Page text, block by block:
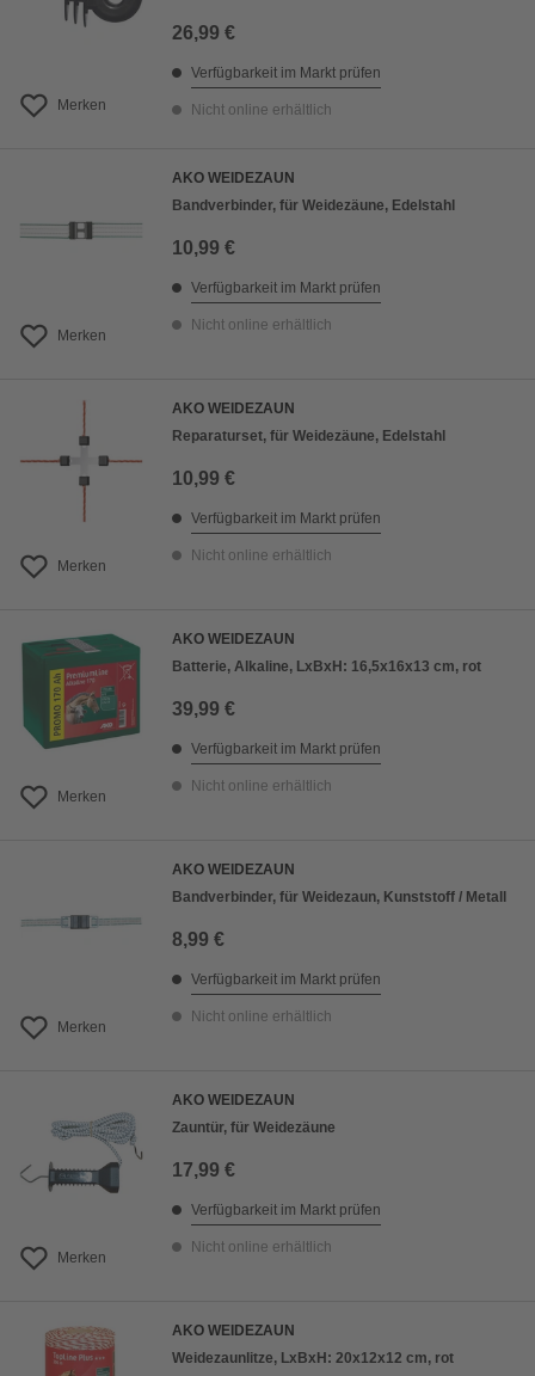
Merken
26,99 €
Verfügbarkeit im Markt prüfen
Nicht online erhältlich
Merken
AKO WEIDEZAUN
Bandverbinder, für Weidezäune, Edelstahl
10,99 €
Verfügbarkeit im Markt prüfen
Nicht online erhältlich
Merken
AKO WEIDEZAUN
Reparaturset, für Weidezäune, Edelstahl
10,99 €
Verfügbarkeit im Markt prüfen
Nicht online erhältlich
Merken
AKO WEIDEZAUN
Batterie, Alkaline, LxBxH: 16,5x16x13 cm, rot
39,99 €
Verfügbarkeit im Markt prüfen
Nicht online erhältlich
Merken
AKO WEIDEZAUN
Bandverbinder, für Weidezaun, Kunststoff / Metall
8,99 €
Verfügbarkeit im Markt prüfen
Nicht online erhältlich
Merken
AKO WEIDEZAUN
Zauntür, für Weidezäune
17,99 €
Verfügbarkeit im Markt prüfen
Nicht online erhältlich
AKO WEIDEZAUN
Weidezaunlitze, LxBxH: 20x12x12 cm, rot